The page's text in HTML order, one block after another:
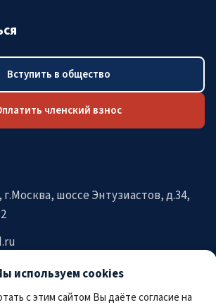
используем cookies
с этим сайтом Вы даёте согласие на
Вступить в общество
членский взнос
г.Москва, шоссе Энтузиастов, д.34,